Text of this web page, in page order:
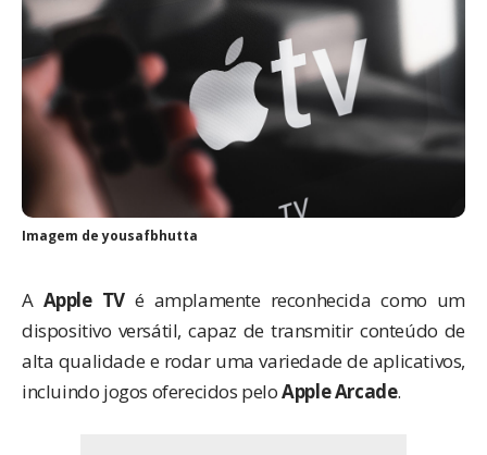
Imagem deyousafbhutta
A Apple TVé amplamente reconhecida como um
dispositivo versátil, capaz de transmitir conteúdo de
alta qualidade e rodar uma variedade de aplicativos,
incluindo jogos oferecidos peloApple Arcade.